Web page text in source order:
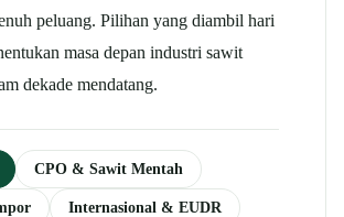
peluang. Pilihan yang diambil hari
masa depan industri sawit
dekade mendatang.
CPO & Sawit Mentah
Internasional & EUDR